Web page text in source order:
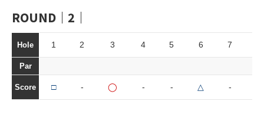
ROUND｜2｜
Hole 1 2 3 4 5 6 7
Par
Score □ - ◯ - - △ -